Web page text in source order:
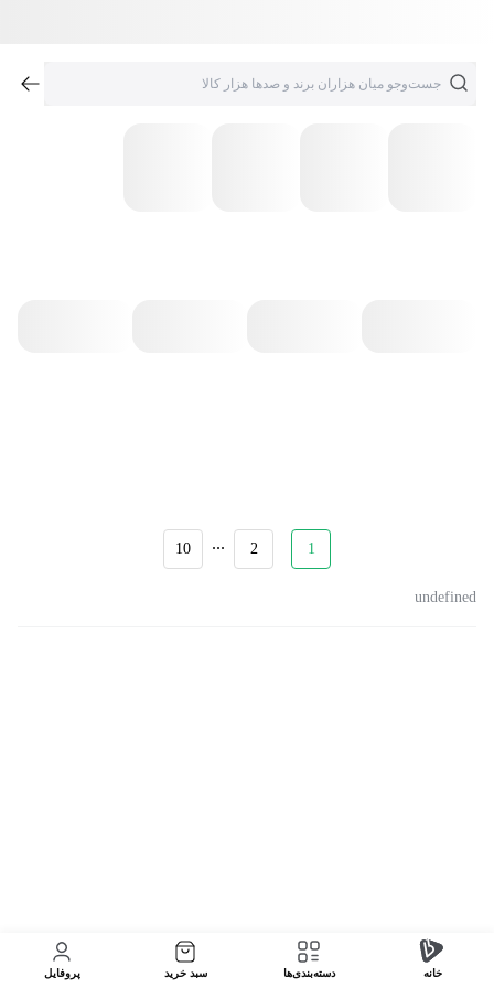
1
2
...
10
undefined
خانه دسته‌بندی‌‌ها سبد خرید پروفایل